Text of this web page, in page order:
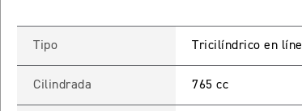
Tipo Tricilíndrico en
Cilindrada 765 cc